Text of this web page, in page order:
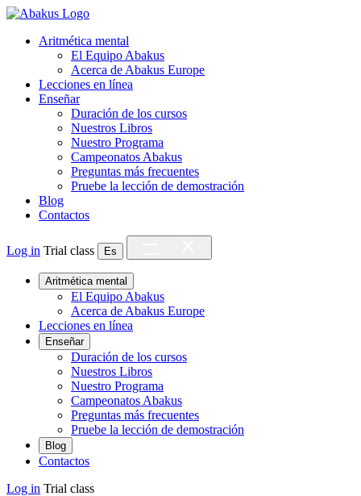
Aritmética mental
El Equipo Abakus
Acerca de Abakus Europe
Lecciones en línea
Enseñar
Duración de los cursos
Nuestros Libros
Nuestro Programa
Campeonatos Abakus
Preguntas más frecuentes
Pruebe la lección de demostración
Blog
Contactos
Log in Trial class Es
Aritmética mental
El Equipo Abakus
Acerca de Abakus Europe
Lecciones en línea
Enseñar
Duración de los cursos
Nuestros Libros
Nuestro Programa
Campeonatos Abakus
Preguntas más frecuentes
Pruebe la lección de demostración
Blog
Contactos
Log in Trial class